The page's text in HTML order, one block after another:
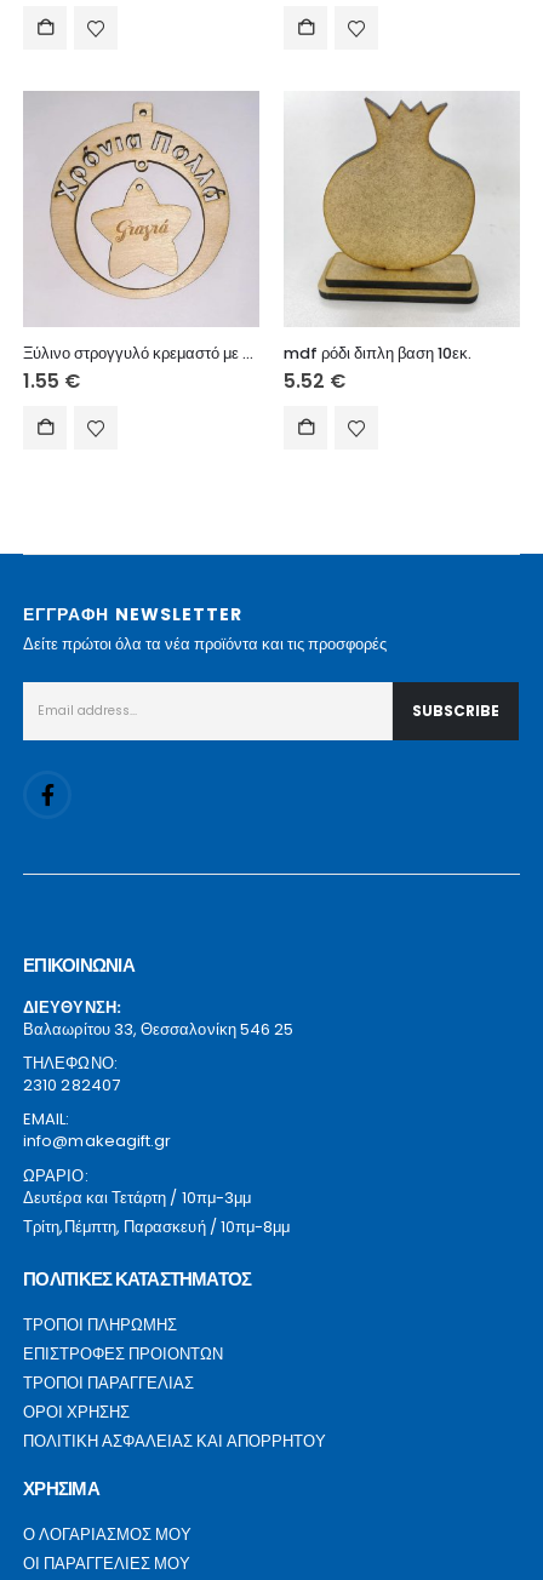
Ξύλινο στρογγυλό κρεμαστό με ευχές (Χρόνια Πολλά), σε αστέρι (Γιαγιά) 8 εκ.
1.55 €
mdf ρόδι διπλη βαση 10εκ.
5.52 €
ΕΓΓΡΑΦΗ NEWSLETTER
Δείτε πρώτοι όλα τα νέα προϊόντα και τις προσφορές
ΕΠΙΚΟΙΝΩΝΙΑ
ΔΙΕΥΘΥΝΣΗ:
Βαλαωρίτου 33, Θεσσαλονίκη 546 25
ΤΗΛΕΦΩΝΟ:
2310 282407
EMAIL:
info@makeagift.gr
ΩΡΑΡΙΟ:
Δευτέρα και Τετάρτη / 10πμ-3μμ
Τρίτη,Πέμπτη, Παρασκευή / 10πμ-8μμ
ΠΟΛΙΤΙΚΕΣ ΚΑΤΑΣΤΗΜΑΤΟΣ
ΤΡΟΠΟΙ ΠΛΗΡΩΜΗΣ
ΕΠΙΣΤΡΟΦΕΣ ΠΡΟΙΟΝΤΩΝ
ΤΡΟΠΟΙ ΠΑΡΑΓΓΕΛΙΑΣ
ΟΡΟΙ ΧΡΗΣΗΣ
ΠΟΛΙΤΙΚΗ ΑΣΦΑΛΕΙΑΣ ΚΑΙ ΑΠΟΡΡΗΤΟΥ
ΧΡΗΣΙΜΑ
Ο ΛΟΓΑΡΙΑΣΜΟΣ ΜΟΥ
ΟΙ ΠΑΡΑΓΓΕΛΙΕΣ ΜΟΥ